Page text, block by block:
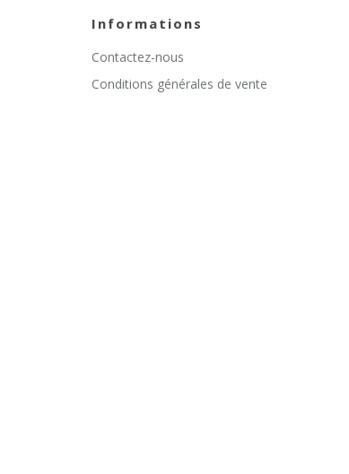
Informations
Contactez-nous
Conditions générales de vente